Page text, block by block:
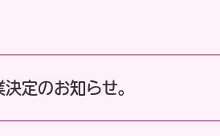
定のお知らせ。